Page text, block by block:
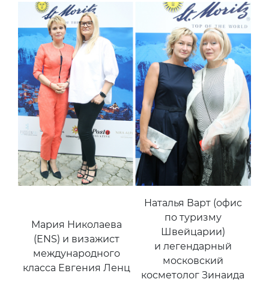
Мария Николаева
(ENS) и визажист
международного
класса Евгения Ленц
Наталья Варт (офис
по туризму
Швейцарии)
и легендарный
московский
косметолог Зинаида